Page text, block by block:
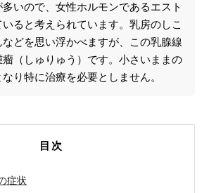
いので、女性ホルモンであるエスト
ると考えられています。乳房のしこ
などを思い浮かべますが、この乳腺線
（しゅりゅう）です。小さいままの
り特に治療を必要としません。
目次
症状